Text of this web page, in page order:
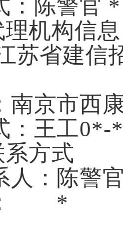
式：
机构信息
苏省建信
：
方
方式
人：陈警
*